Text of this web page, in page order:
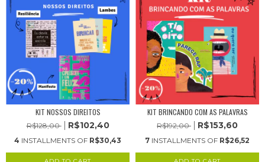
KIT NOSSOS DIREITOS
R$128,00 R$102,40
4 INSTALLMENTS OF R$30,43
KIT BRINCANDO COM AS PALAVRAS
R$192,00 R$153,60
7 INSTALLMENTS OF R$26,52